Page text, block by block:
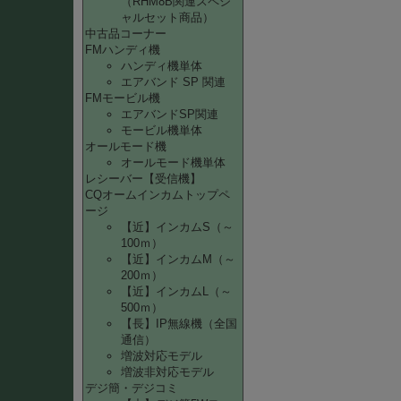
ャルセット商品）
中古品コーナー
FMハンディ機
ハンディ機単体
エアバンド SP 関連
FMモービル機
エアバンドSP関連
モービル機単体
オールモード機
オールモード機単体
レシーバー【受信機】
CQオームインカムトップペ
ージ
【近】インカムS（～
100ｍ）
【近】インカムM（～
200ｍ）
【近】インカムL（～
500ｍ）
【長】IP無線機（全国
通信）
増波対応モデル
増波非対応モデル
デジ簡・デジコミ